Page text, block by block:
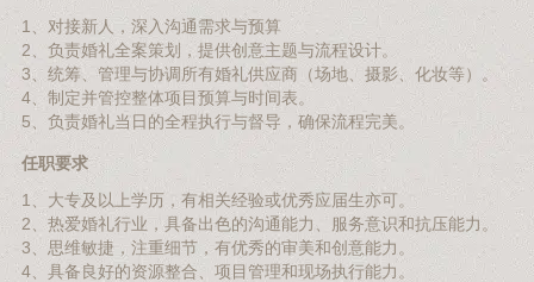
1、对接新人，深入沟通需求与预算
2、负责婚礼全案策划，提供创意主题与流程设计。
3、统筹、管理与协调所有婚礼供应商（场地、摄影、化妆等）。
4、制定并管控整体项目预算与时间表。
5、负责婚礼当日的全程执行与督导，确保流程完美。
任职要求
1、大专及以上学历，有相关经验或优秀应届生亦可。
2、热爱婚礼行业，具备出色的沟通能力、服务意识和抗压能力。
3、思维敏捷，注重细节，有优秀的审美和创意能力。
4、具备良好的资源整合、项目管理和现场执行能力。